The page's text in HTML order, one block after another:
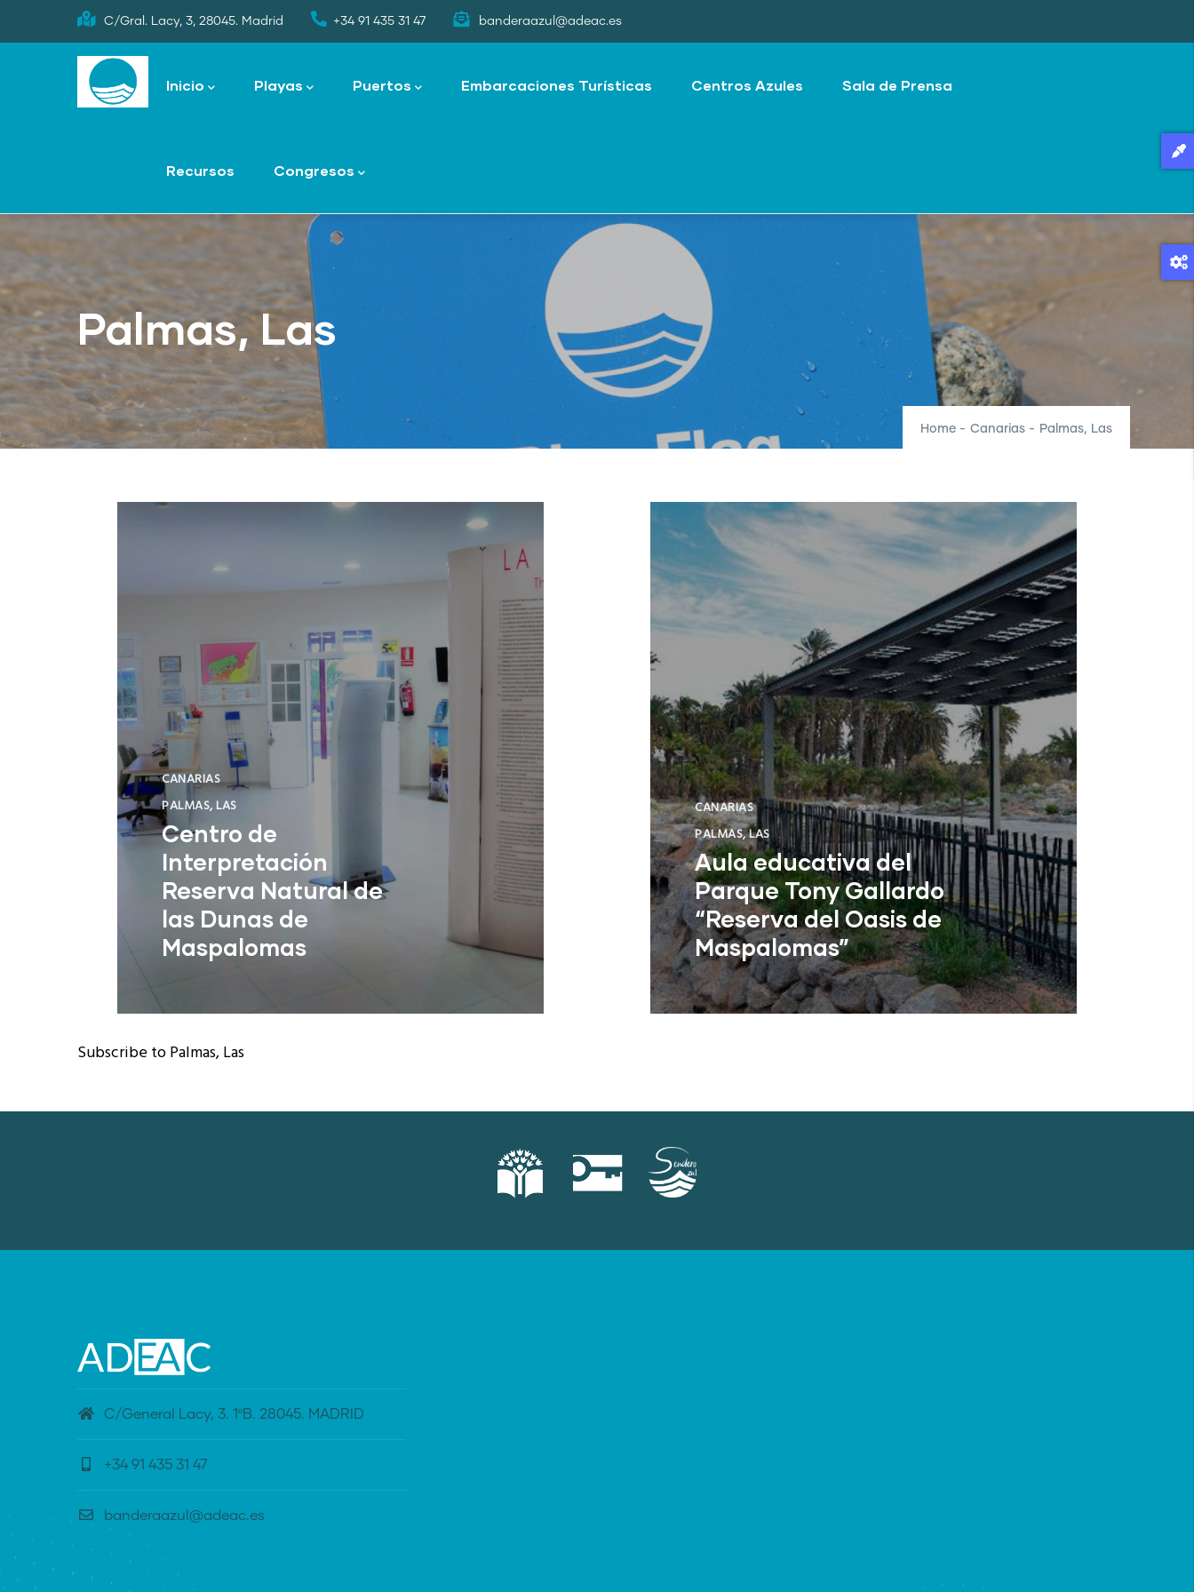
to
C/Gral. Lacy, 3, 28045. Madrid +34 91 435 31 47 banderaazul@adeac.es
navigation
Inicio Playas Puertos Embarcaciones Turísticas Centros Azules Sala de Prensa
Recursos Congresos
Palmas, Las
Home - Canarias - Palmas, Las
CANARIAS
PALMAS, LAS
Centro de
Interpretación
Reserva Natural de
las Dunas de
Maspalomas
San Bartolomé de Tirajana (Las
Palmas)
CANARIAS
PALMAS, LAS
Aula educativa del
Parque Tony Gallardo
“Reserva del Oasis de
Maspalomas”
San Bartolomé de Tirajana (Las
Palmas)
Subscribe to Palmas, Las
C/General Lacy, 3. 1ºB. 28045. MADRID
+34 91 435 31 47
banderaazul@adeac.es